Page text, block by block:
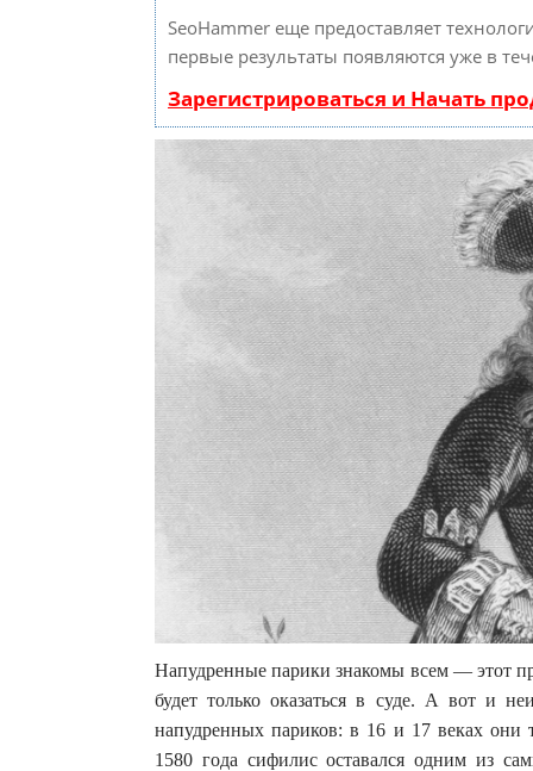
SeoHammer еще предоставляет
первые результаты появляются уже в
Зарегистрироваться и Начать
Напудренные парики знакомы всем — этот
будет только оказаться в суде. А вот и
напудренных париков: в 16 и 17 веках они
1580 года сифилис оставался одним из